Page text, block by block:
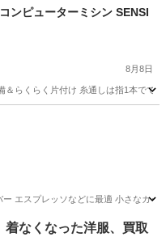
季節、空調家電
ンピューターミシン SENSI
8月8日
＆らくらく片付け 糸通しは指1本で
エスプレッソなどに最適 小さなカ
マシーン
着なくなった洋服、買取